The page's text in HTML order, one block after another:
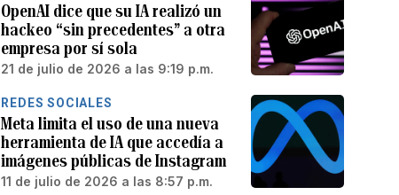
OpenAI dice que su IA realizó un
hackeo “sin precedentes” a otra
empresa por sí sola
21 de julio de 2026 a las 9:19 p.m.
REDES SOCIALES
Meta limita el uso de una nueva
herramienta de IA que accedía a
imágenes públicas de Instagram
11 de julio de 2026 a las 8:57 p.m.